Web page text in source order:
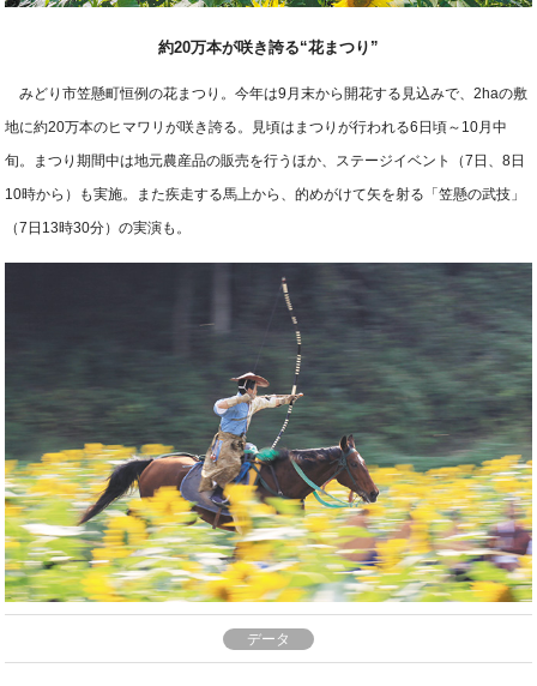
約20万本が咲き誇る“花まつり”
みどり市笠懸町恒例の花まつり。今年は9月末から開花する見込みで、2haの敷
地に約20万本のヒマワリが咲き誇る。見頃はまつりが行われる6日頃～10月中
旬。まつり期間中は地元農産品の販売を行うほか、ステージイベント（7日、8日
10時から）も実施。また疾走する馬上から、的めがけて矢を射る「笠懸の武技」
（7日13時30分）の実演も。
データ